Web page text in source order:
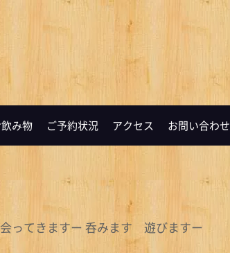
み物 ご予約状況 アクセス お問い合わせ
ってきますー 呑みます 遊びますー